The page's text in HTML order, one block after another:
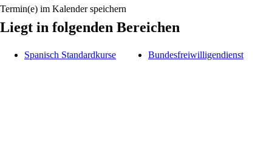
Termin(e) im Kalender speichern
Liegt in folgenden Bereichen
Spanisch Standardkurse Bundesfreiwilligendienst